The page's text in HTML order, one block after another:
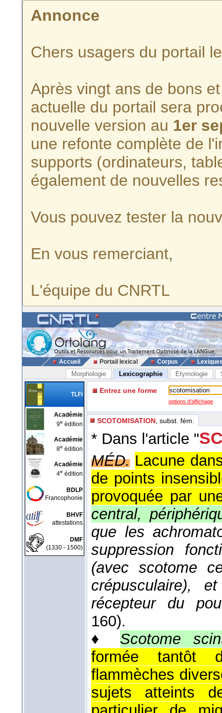
Annonce
Chers usagers du portail
Après vingt ans de bons
actuelle du portail sera
nouvelle version au 1er
une refonte complète de
supports (ordinateurs,
également de nouvelles
Vous pouvez tester la
En vous remerciant,
L'équipe du CNRTL
Accueil Portail lexical Corpus
Morphologie Lexicographie Etymologie
TLFi
Académie
9e édition
Académie
8e édition
Académie
4e édition
BDLP
Francophonie
BHVF
attestations
DMF
(1330 - 1500)
Entrez une forme
options d'affichage
SCOTOMISATION , subst. fém.
* Dans l'article "
MÉD. Lacune
de points
provoquée par
central,
que les
suppression
(avec scotome
crépusculaire),
récepteur du
160).
♦ Scotome
formée tantôt
flammèches
sujets atteints